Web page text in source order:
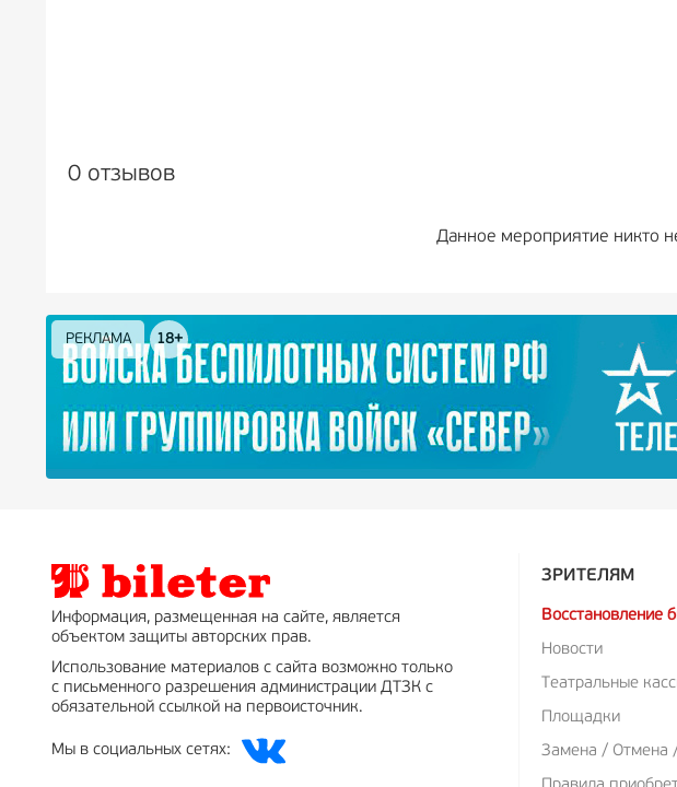
0 отзывов
Данное мероприятие никто
РЕКЛАМА 16+
РЕКЛАМА 16+
РЕКЛАМА 12+
РЕКЛАМА
РЕКЛАМА 0+
РЕКЛАМА 18+
Информация, размещенная на сайте, является
объектом защиты авторских прав.
Использование материалов с сайта возможно только
с письменного разрешения администрации ДТЗК с
обязательной ссылкой на первоисточник.
Мы в социальных сетях:
ЗРИТЕЛЯМ
Восстановление
Новости
Театральные
Площадки
Замена / Отмена